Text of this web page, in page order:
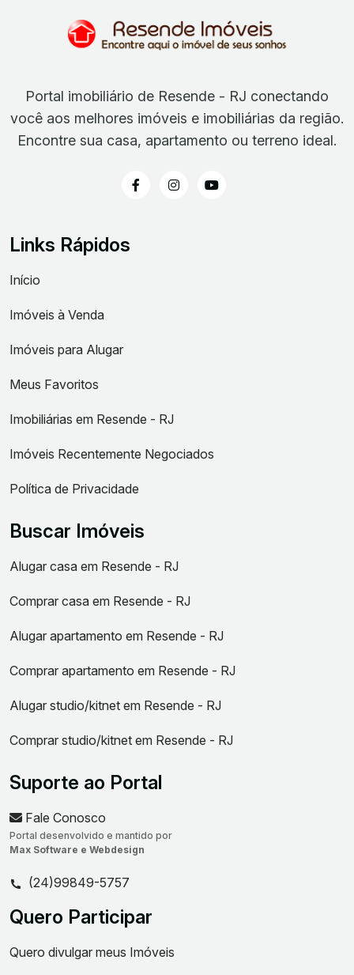
Portal imobiliário de Resende - RJ conectando
você aos melhores imóveis e imobiliárias da região.
Encontre sua casa, apartamento ou terreno ideal.
Links Rápidos
Início
Imóveis à Venda
Imóveis para Alugar
Meus Favoritos
Imobiliárias em Resende - RJ
Imóveis Recentemente Negociados
Política de Privacidade
Buscar Imóveis
Alugar casa em Resende - RJ
Comprar casa em Resende - RJ
Alugar apartamento em Resende - RJ
Comprar apartamento em Resende - RJ
Alugar studio/kitnet em Resende - RJ
Comprar studio/kitnet em Resende - RJ
Suporte ao Portal
Fale Conosco
Portal desenvolvido e mantido por
Max Software e Webdesign
(24)99849-5757
Quero Participar
Quero divulgar meus Imóveis